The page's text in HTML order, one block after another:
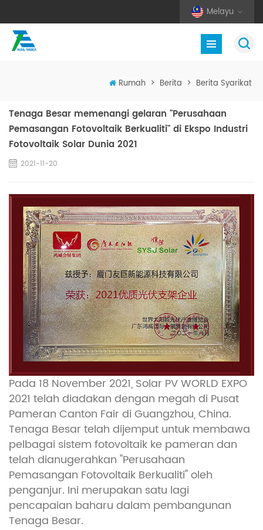
Melayu
Rumah > Berita > Berita Syarikat
Tenaga Besar memenangi gelaran "Perusahaan
Pemasangan Fotovoltaik Berkualiti" di Ekspo Industri
Fotovoltaik Solar Dunia 2021
2021-11-20
Pada 18 November 2021, Solar PV WORLD EXPO
2021 telah diadakan dengan megah di Pusat
Pameran Canton Fair di Guangzhou, China.
Tenaga Besar telah dijemput untuk membawa
pelbagai sistem fotovoltaik ke pameran dan
telah dianugerahkan "Perusahaan
Pemasangan Fotovoltaik Berkualiti" oleh
penganjur. Ini merupakan satu lagi
pencapaian baharu dalam pembangunan
Tenaga Besar.